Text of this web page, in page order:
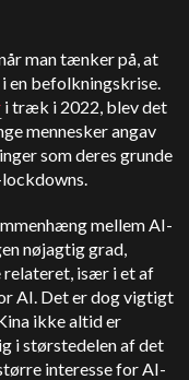
man tænker på, at
en befolkningskrise.
i træk i 2022, blev det
mennesker angav
som deres grunde
mellem AI-
nøjagtig grad,
relateret, især i et af
AI. Det er dog vigtigt
ikke altid er
i størstedelen af det
interesse for AI-